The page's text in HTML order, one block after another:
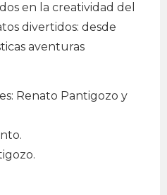
en la creatividad del
divertidos: desde
aventuras
Renato Pantigozo y